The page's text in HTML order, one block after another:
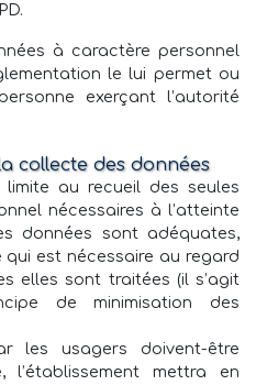
à caractère personnel
le lui permet ou
exerçant l’autorité
collecte des données
au recueil des seules
nécessaires à l’atteinte
données sont adéquates,
est nécessaire au regard
elles sont traitées (il s’agit
de minimisation des
les usagers doivent-être
l’établissement mettra en